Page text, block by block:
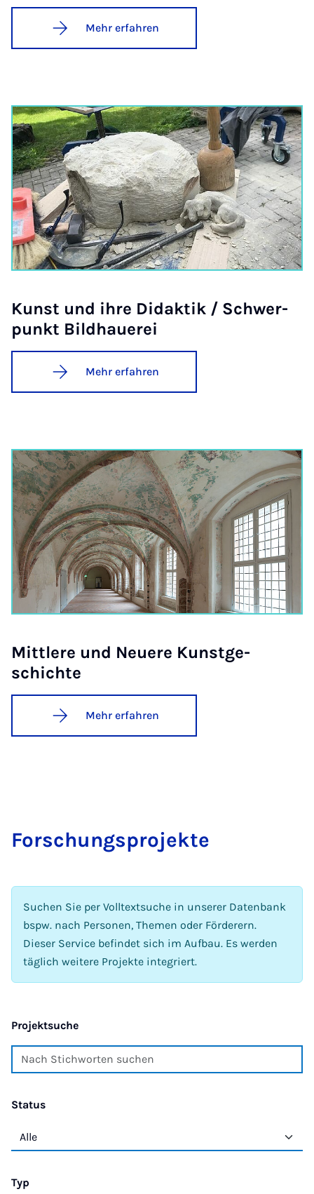
Mehr erfahren
Kunst und ih­re Di­dak­tik / Schwer­
punkt Bild­hau­e­rei
Mehr erfahren
Mitt­le­re und Neu­e­re Kunst­ge­
schich­te
Mehr erfahren
For­schungs­pro­jek­te
Suchen Sie per Volltextsuche in unserer Datenbank
bspw. nach Personen, Themen oder Förderern.
Dieser Service befindet sich im Aufbau. Es werden
täglich weitere Projekte integriert.
Projektsuche
Status
Typ